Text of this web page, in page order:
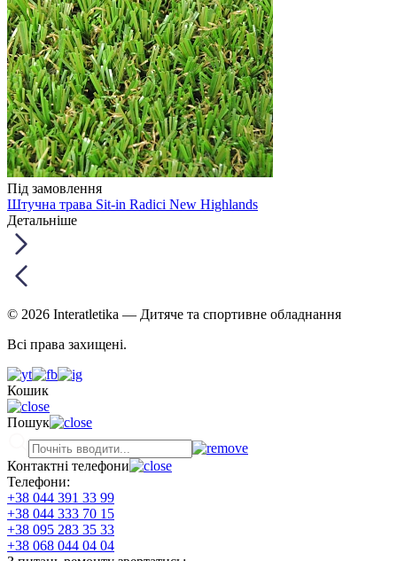
Під замовлення
Штучна трава Sit-in Radici New Highlands
Детальніше
© 2026 Interatletika — Дитяче та спортивне обладнання
Всі права захищені.
Кошик
Пошук
Контактні телефони
Телефони:
+38 044 391 33 99
+38 044 333 70 15
+38 095 283 35 33
+38 068 044 04 04